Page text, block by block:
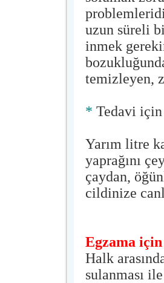
uzun süreli
inmek
temizleyen,
* Tedavi
Yarım litre
yaprağını
çaydan,
cildinize
Egzama
Halk
sulanması